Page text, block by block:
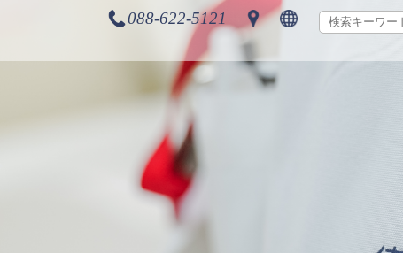
088-622-5121